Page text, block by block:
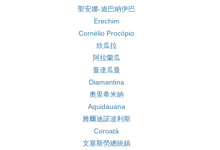
聖安娜-迪巴納伊巴
Erechim
Cornélio Procópio
欣瓜拉
阿拉蘭瓜
曼達瓜曼
Diamantina
奧里希米納
Aquidauana
雅爾迪諾波利斯
Coroatá
文塞斯勞總統鎮